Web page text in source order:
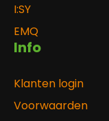
I:SY
EMQ
Info
Klanten login
Voorwaarden